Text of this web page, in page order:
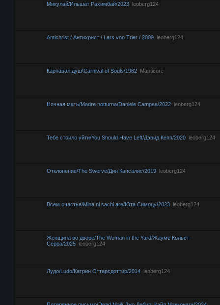
Микулай/Ильшат Рахимбай/2023 leoberg124
Antichrist / Антихрист / Lars von Trier / 2009 leoberg124
Карнавал душ\Carnival of Souls\1962 Manticore
Ночная мать/Madre notturna/Daniele Campea/2022 leoberg124
Тебе стоило уйти/You Should Have Left/Дэвид Кепп/2020 leoberg124
Отклонение/The Swerve/Дин Капсалис/2019 leoberg124
Всем счастья/Mina ni sachi are/Юта Симоцу/2023 leoberg124
Женщина во дворе/The Woman in the Yard/Жауме Кольет-
Серра/2025 leoberg124
Лудо/Ludo/Катрин Оттарсдоттир/2014 leoberg124